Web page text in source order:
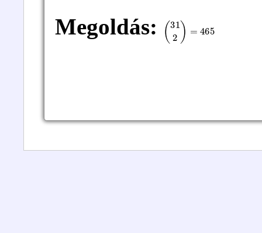
Megoldás: (312) 465